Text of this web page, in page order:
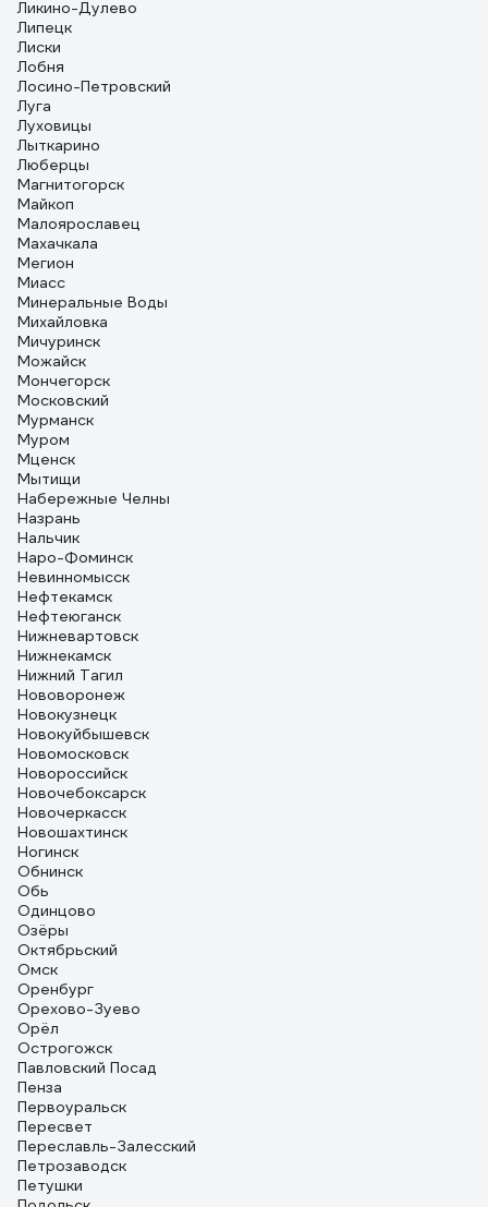
Ликино-Дулево
Липецк
Лиски
Лобня
Лосино-Петровский
Луга
Луховицы
Лыткарино
Люберцы
Магнитогорск
Майкоп
Малоярославец
Махачкала
Мегион
Миасс
Минеральные Воды
Михайловка
Мичуринск
Можайск
Мончегорск
Московский
Мурманск
Муром
Мценск
Мытищи
Набережные Челны
Назрань
Нальчик
Наро-Фоминск
Невинномысск
Нефтекамск
Нефтеюганск
Нижневартовск
Нижнекамск
Нижний Тагил
Нововоронеж
Новокузнецк
Новокуйбышевск
Новомосковск
Новороссийск
Новочебоксарск
Новочеркасск
Новошахтинск
Ногинск
Обнинск
Обь
Одинцово
Озёры
Октябрьский
Омск
Оренбург
Орехово-Зуево
Орёл
Острогожск
Павловский Посад
Пенза
Первоуральск
Пересвет
Переславль-Залесский
Петрозаводск
Петушки